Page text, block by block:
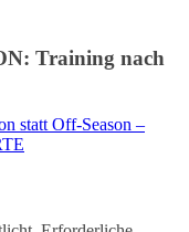
Training nach
statt Off-Season –